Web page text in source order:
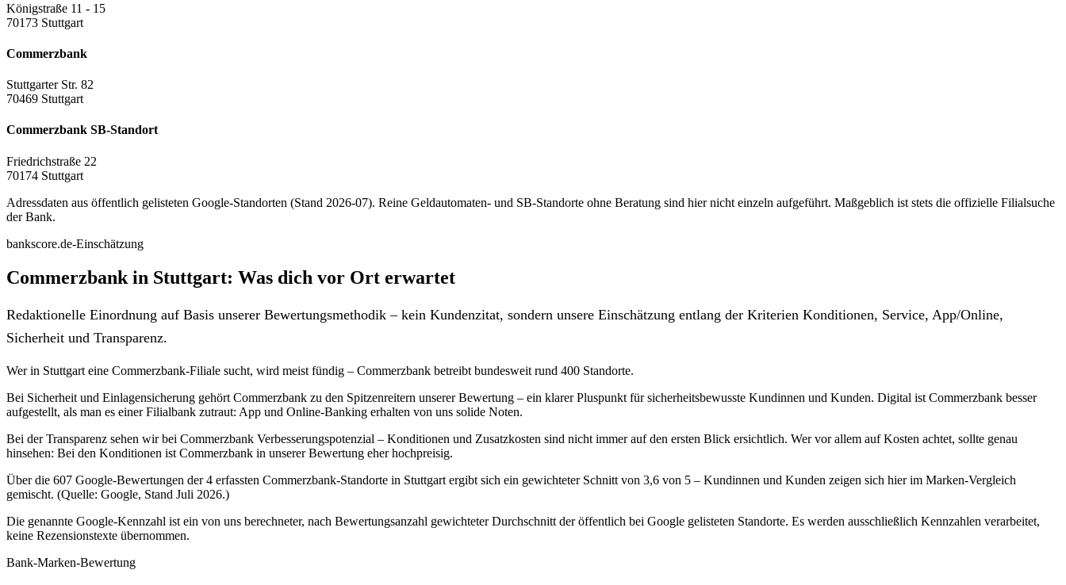
Königstraße 11 - 15
70173 Stuttgart
Commerzbank
Stuttgarter Str. 82
70469 Stuttgart
Commerzbank SB-Standort
Friedrichstraße 22
70174 Stuttgart
Adressdaten aus öffentlich gelisteten Google-Standorten (Stand 2026-07). Reine Geldautomaten- und SB-Standorte ohne Beratung sind hier nicht einzeln aufgeführt. Maßgeblich ist stets die offizielle Filialsuche
der Bank.
bankscore.de-Einschätzung
Commerzbank in Stuttgart: Was dich vor Ort erwartet
Redaktionelle Einordnung auf Basis unserer Bewertungsmethodik – kein Kundenzitat, sondern unsere Einschätzung entlang der Kriterien Konditionen, Service, App/Online,
Sicherheit und Transparenz.
Wer in Stuttgart eine Commerzbank-Filiale sucht, wird meist fündig – Commerzbank betreibt bundesweit rund 400 Standorte.
Bei Sicherheit und Einlagensicherung gehört Commerzbank zu den Spitzenreitern unserer Bewertung – ein klarer Pluspunkt für sicherheitsbewusste Kundinnen und Kunden. Digital ist Commerzbank besser
aufgestellt, als man es einer Filialbank zutraut: App und Online-Banking erhalten von uns solide Noten.
Bei der Transparenz sehen wir bei Commerzbank Verbesserungspotenzial – Konditionen und Zusatzkosten sind nicht immer auf den ersten Blick ersichtlich. Wer vor allem auf Kosten achtet, sollte genau
hinsehen: Bei den Konditionen ist Commerzbank in unserer Bewertung eher hochpreisig.
Über die 607 Google-Bewertungen der 4 erfassten Commerzbank-Standorte in Stuttgart ergibt sich ein gewichteter Schnitt von 3,6 von 5 – Kundinnen und Kunden zeigen sich hier im Marken-Vergleich
gemischt. (Quelle: Google, Stand Juli 2026.)
Die genannte Google-Kennzahl ist ein von uns berechneter, nach Bewertungsanzahl gewichteter Durchschnitt der öffentlich bei Google gelisteten Standorte. Es werden ausschließlich Kennzahlen verarbeitet,
keine Rezensionstexte übernommen.
Bank-Marken-Bewertung